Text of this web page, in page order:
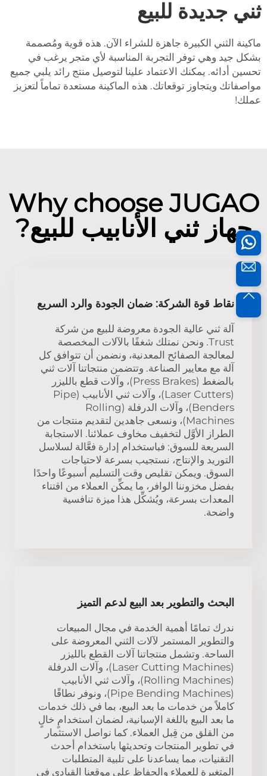
ثني جديدة للبيع
ماكينة الثني الكبيرة جاهزة للشراء الآن. هذه قوية ومُصممة
بشكل جيد وهي توفر التجربة المناسبة لأي متجر يرغب في
تحسين أدائه. يمكنك الاعتماد علينا لتوصيل منتج رائد يلبي جميع
مواصفاتك ويتجاوز توقعاتك. هذه الماكينة مستعدة تماماً لتعزيز
عملك!
Why choose JUGAO
جهاز ثني الأنابيب للبيع?
نقاط قوة الشركة: ضمان الجودة والرد السريع
آلة ثني عالية الجودة معروضة للبيع من شركة
Trust. ونحن نمتلك شغفًا بالآلات المخصصة
لمعالجة الصفائح المعدنية، ونضمن أن تتوافق كل
آلة مع معايير الصناعة. وتتضمن منتجاتنا آلات ثني
بالضغط (Press Brakes)، وآلات قطع بالليزر
(Laser Cutters)، وآلات ثني الأنابيب (Pipe
Benders)، وآلات الدرفلة (Rolling
Machines)، ونسعى جاهدين لتقديم منتجات من
الطراز الأوَّل لتخفيف مخاوف عملائنا. الاستجابة
السريعة للسوق: فباستخدام إدارة فعَّالة لسلاسل
التوريد والإنتاج، نستجيب بسرعة لاحتياجات
السوق. ويمكن تقليص وقت التسليم أسبوعًا واحدًا
بفضل مخزوننا الوافر، ما يمكِّن العملاء من اقتناء
المعدات بسرعة، ويُشكِّل هذا ميزة تنافسية
واضحة.
البحث والتطوير بعد البيع لدعم التميز
ندرك تمامًا أهمية الخدمة في مجال المبيعات
والتطوير المستمر لآلات الثني المعروضة على
الساحة. وتشمل منتجاتنا آلات القطع بالليزر
(Laser Cutting Machines)، وآلات الدرفلة
(Rolling Machines)، وآلات ثني الأنابيب
(Pipe Bending Machines)، ونوفر نطاقًا
كاملاً من خدمات ما بعد البيع، بما في ذلك خدمات
ما بعد البيع باللغة الإسبانية، لضمان استخدامٍ خالٍ
من القلق من قِبل العملاء. كما نواصل الاستثمار
في تطوير المنتجات وتحديثها باستخدام أحدث
التقنيات، مما يساعدنا على تلبية المتطلبات
المتغيرة للعملاء والحفاظ على موقعنا القيادي في